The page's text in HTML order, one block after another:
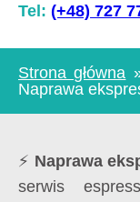
Tel: (+48) 727
Strona główna
Naprawa
⚡ Naprawa
serwis